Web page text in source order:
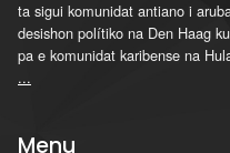
ta sigui komunidat antiano i
desishon polítiko na Den Haag
pa e komunidat karibense na
...
Menu